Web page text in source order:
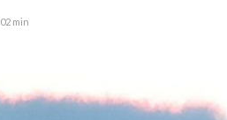
02 min